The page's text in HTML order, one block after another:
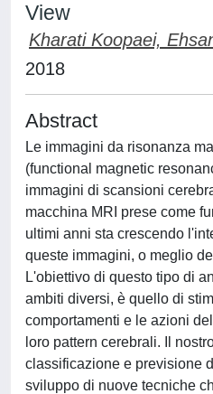
View
Kharati Koopaei,
2018
Abstract
Le immagini da risonanza
(functional magnetic
immagini di scansioni
macchina MRI prese come
ultimi anni sta crescendo
queste immagini, o meglio
L'obiettivo di questo tipo di
ambiti diversi, è quello di
comportamenti e le azioni
loro pattern cerebrali. Il
classificazione e previsione
sviluppo di nuove tecniche